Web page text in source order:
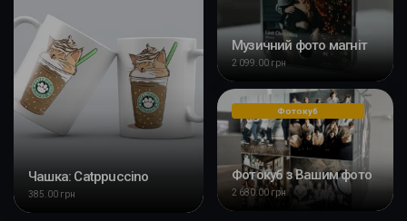
Чашка: Catppuccino
385.00 грн
Музичний фото магніт
2 099.00 грн
Фотокуб
Фотокуб з Вашим фото
2 680.00 грн